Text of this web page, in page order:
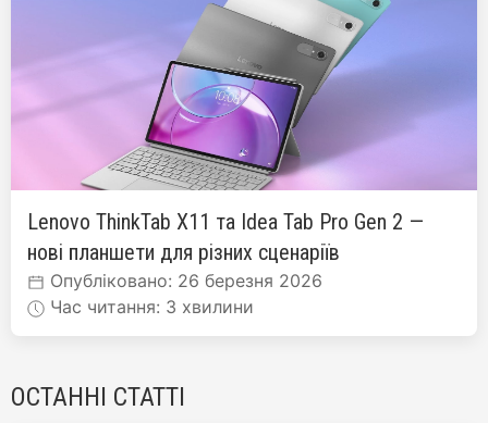
Lenovo ThinkTab X11 та Idea Tab Pro Gen 2 —
нові планшети для різних сценаріїв
Опубліковано: 26 березня 2026
Час читання: 3 хвилини
ОСТАННІ СТАТТІ